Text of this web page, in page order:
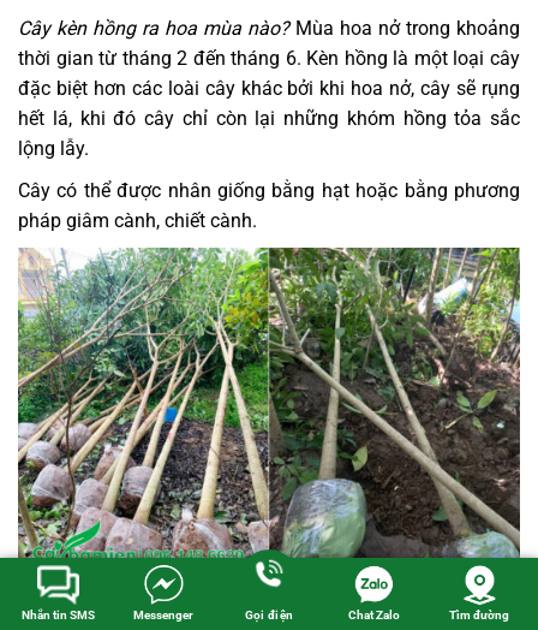
Cây kèn hồng ra hoa mùa nào?Mùa hoa nở trong khoảng
thời gian từ tháng 2 đến tháng 6. Kèn hồng là một loại cây
đặc biệt hơn các loài cây khác bởi khi hoa nở, cây sẽ rụng
hết lá, khi đó cây chỉ còn lại những khóm hồng tỏa sắc
lộng lẫy.
Cây có thể được nhân giống bằng hạt hoặc bằng phương
pháp giâm cành, chiết cành.
Mua cây từ các nhà vườn là phương án được hầu hết mọi người
Tìm đường
Chat Zalo
Gọi điện
Messenger
Nhắn tin SMS